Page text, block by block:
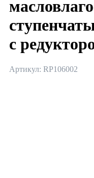
с
Артикул: RP106002